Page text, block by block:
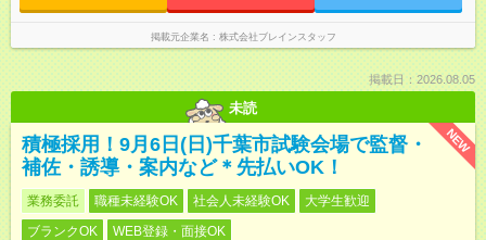
掲載元企業名 株式会社ブレインスタッフ
掲載日：2026.08.05
未読
NEW
積極採用！9月6日(日)千葉市試験会場で監督・
補佐・誘導・案内など＊先払いOK！
業務委託 職種未経験OK 社会人未経験OK
大学生歓迎
ブランクOK
WEB登録・面接OK